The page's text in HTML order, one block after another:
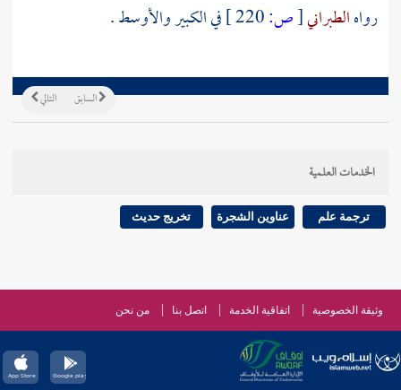
رواهالطبراني[ص: في الكبير والأوسط .
التالي السابق
الخدمات العلمية
ترجمة علم عناوين الشجرة تخريج حديث
وثيقة الخصوصية اتفاقية الخدمة اتصل بنا من نحن